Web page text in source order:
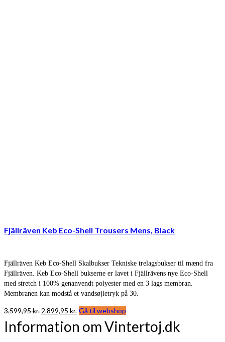
Fjällräven Keb Eco-Shell Trousers Mens, Black
Fjällräven Keb Eco-Shell Skalbukser Tekniske trelagsbukser til mænd fra
Fjällräven. Keb Eco-Shell bukserne er lavet i Fjällrävens nye Eco-Shell
med stretch i 100% genanvendt polyester med en 3 lags membran.
Membranen kan modstå et vandsøjletryk på 30.
3.599,95kr. Den
oprindelige
pris
2.899,95 kr. Den
pris
Gå til webshop
Information om Vintertoj.dk